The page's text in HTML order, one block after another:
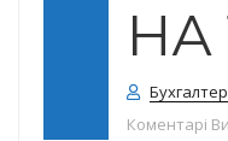
НА
Коментарі